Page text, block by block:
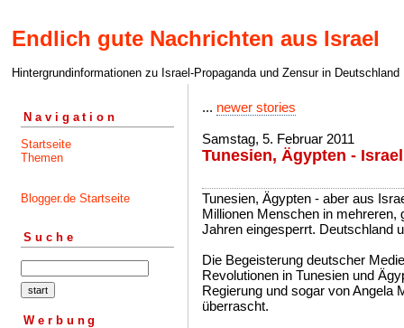
Endlich gute Nachrichten aus Israel
Hintergrundinformationen zu Israel-Propaganda und Zensur in Deutschland
Navigation
Startseite
Themen
Blogger.de Startseite
Suche
Werbung
... newer stories
Samstag, 5. Februar 2011
Tunesien, Ägypten -
Tunesien, Ägypten - aber aus
Millionen Menschen in
Jahren eingesperrt. Deutschland
Die Begeisterung deutscher
Revolutionen in Tunesien und
Regierung und sogar von Angela
überrascht.